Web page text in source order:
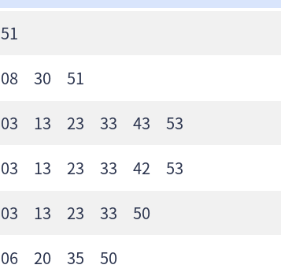
51
08 30 51
03 13 23 33 43 53
03 13 23 33 42 53
03 13 23 33 50
06 20 35 50